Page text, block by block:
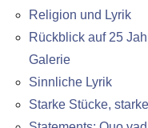
Religion und Lyrik
Rückblick auf 25
Galerie
Sinnliche Lyrik
Starke Stücke,